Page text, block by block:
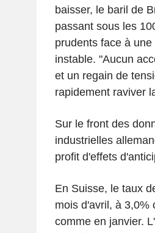
baisser, le baril de
passant sous les
prudents face à
instable. "Aucun
et un regain de
rapidement raviver
Sur le front des
industrielles
profit d'effets
En Suisse, le taux
mois d'avril, à 3,0%
comme en janvier.